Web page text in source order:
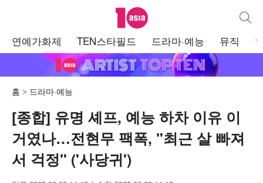
텐아시아 통합
연예가화제 TEN스타필드 드라마·예능 뮤직
홈 드라마·예능
[종합] 유명 셰프, 예능 하차 이유 이
거였나…전현무 팩폭, "최근 살 빠져
서 걱정" ('사당귀')